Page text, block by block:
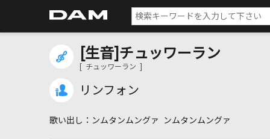
[生音]チュッワーラン
[ チュッワーラン ]
リンフォン
ンムタンムングァ ンムタンムングァ